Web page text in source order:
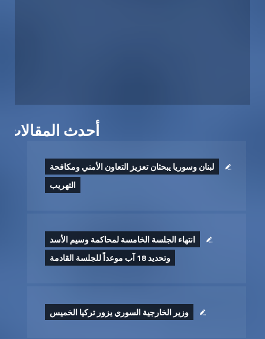
أحدث المقالات
لبنان وسوريا يبحثان تعزيز التعاون الأمني ومكافحة
التهريب
انتهاء الجلسة الخامسة لمحاكمة وسيم الأسد
وتحديد 18 آب موعداً للجلسة القادمة
وزير الخارجية السوري يزور تركيا الخميس